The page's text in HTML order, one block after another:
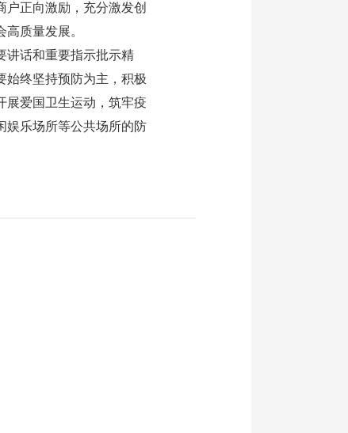
正向激励，充分激发创
质量发展。
话和重要指示批示精
始终坚持预防为主，积极
展爱国卫生运动，筑牢疫
娱乐场所等公共场所的防